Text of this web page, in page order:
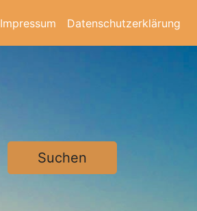
Impressum Datenschutzerklärung
Suchen